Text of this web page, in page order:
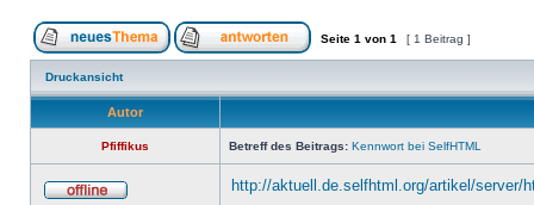
Seite 1 von 1 [ 1 Beitrag ]
Druckansicht
Autor
Pfiffikus Betreff des Beitrags: Kennwort bei SelfHTML
http://aktuell.de.selfhtml.org/artikel/server/